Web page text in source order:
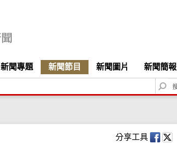
新聞專題 新聞節目 新聞圖片 新聞簡報
S
e
c
h
分享工具